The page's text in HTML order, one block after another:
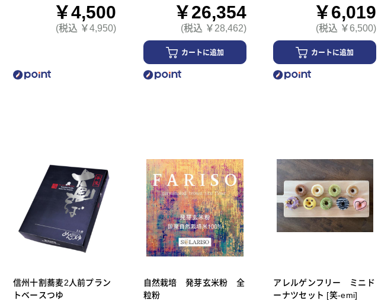
￥4,500
(税込 ￥4,950)
￥26,354
(税込 ￥28,462)
カートに追加
￥6,019
(税込 ￥6,500)
カートに追加
信州十割蕎麦2人前プラン
トベースつゆ
自然栽培 発芽玄米粉 全
粒粉
アレルゲンフリー ミニド
ーナツセット [笑-emi]